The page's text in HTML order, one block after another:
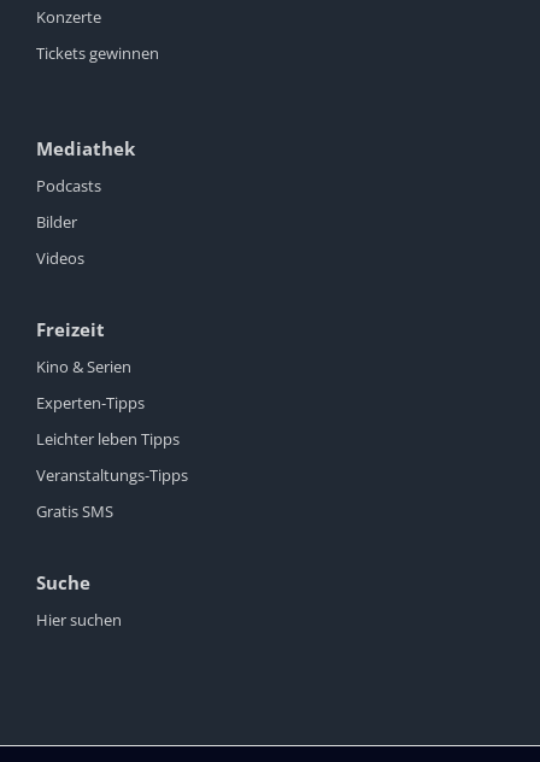
Konzerte
Tickets gewinnen
Mediathek
Podcasts
Bilder
Videos
Freizeit
Kino & Serien
Experten-Tipps
Leichter leben Tipps
Veranstaltungs-Tipps
Gratis SMS
Suche
Hier suchen